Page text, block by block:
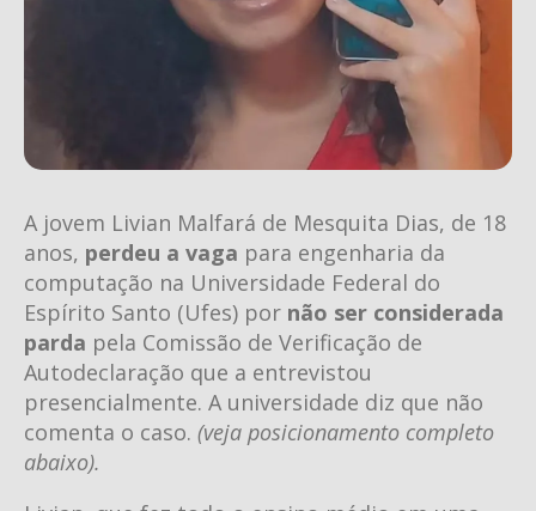
A jovem Livian Malfará de Mesquita Dias, de 18
anos, perdeu a vaga para engenharia da
computação na Universidade Federal do
Espírito Santo (Ufes) por não ser considerada
parda pela Comissão de Verificação de
Autodeclaração que a entrevistou
presencialmente. A universidade diz que não
comenta o caso. (veja posicionamento completo
abaixo).